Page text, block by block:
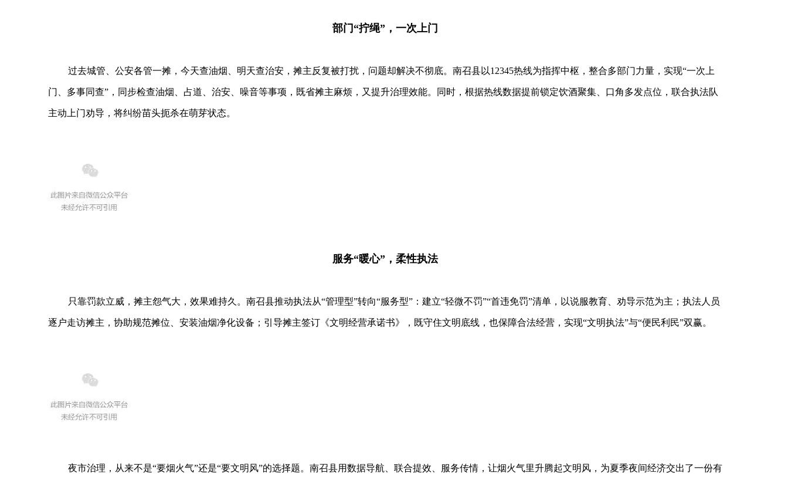
部门“拧绳”，一次上门
过去城管、公安各管一摊，今天查油烟、明天查治安，摊主反复被打扰，问题却解决不彻底。南召县以12345热线为指挥中枢，整合多部门力量，实现“一次上
门、多事同查”，同步检查油烟、占道、治安、噪音等事项，既省摊主麻烦，又提升治理效能。同时，根据热线数据提前锁定饮酒聚集、口角多发点位，联合执法队
主动上门劝导，将纠纷苗头扼杀在萌芽状态。
服务“暖心”，柔性执法
只靠罚款立威，摊主怨气大，效果难持久。南召县推动执法从“管理型”转向“服务型”：建立“轻微不罚”“首违免罚”清单，以说服教育、劝导示范为主；执法人员
逐户走访摊主，协助规范摊位、安装油烟净化设备；引导摊主签订《文明经营承诺书》，既守住文明底线，也保障合法经营，实现“文明执法”与“便民利民”双赢。
夜市治理，从来不是“要烟火气”还是“要文明风”的选择题。南召县用数据导航、联合提效、服务传情，让烟火气里升腾起文明风，为夏季夜间经济交出了一份有